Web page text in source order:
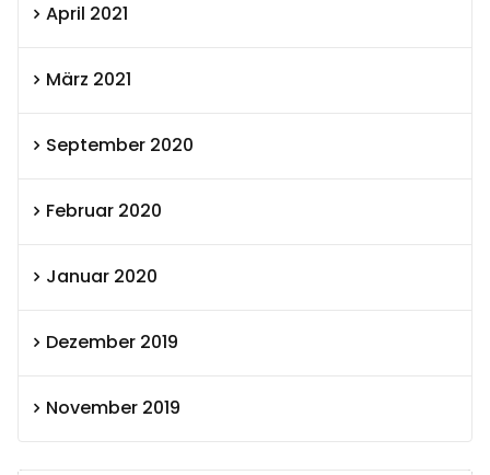
April 2021
März 2021
September 2020
Februar 2020
Januar 2020
Dezember 2019
November 2019